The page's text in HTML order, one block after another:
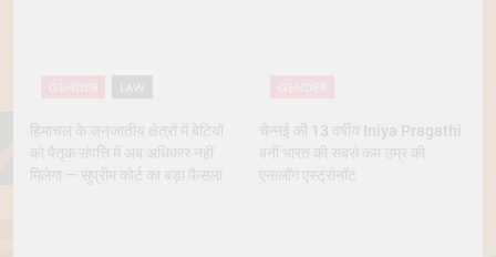
हिमाचल के जनजातीय क्षेत्रों में बेटियों
को पैतृक संपत्ति में अब अधिकार नहीं
मिलेगा — सुप्रीम कोर्ट का बड़ा फैसला
चेन्नई की 13 वर्षीय Iniya Pragathi
बनीं भारत की सबसे कम उम्र की
एनालॉग एस्ट्रोनॉट